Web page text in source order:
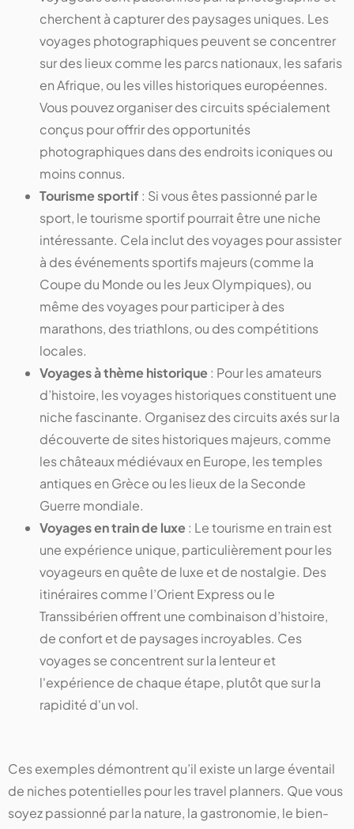
cherchent à capturer des paysages uniques. Les
voyages photographiques peuvent se concentrer
sur des lieux comme les parcs nationaux, les safaris
en Afrique, ou les villes historiques européennes.
Vous pouvez organiser des circuits spécialement
conçus pour offrir des opportunités
photographiques dans des endroits iconiques ou
moins connus.
Tourisme sportif : Si vous êtes passionné par le
sport, le tourisme sportif pourrait être une niche
intéressante. Cela inclut des voyages pour assister
à des événements sportifs majeurs (comme la
Coupe du Monde ou les Jeux Olympiques), ou
même des voyages pour participer à des
marathons, des triathlons, ou des compétitions
locales.
Voyages à thème historique: Pour les amateurs
d’histoire, les voyages historiques constituent une
niche fascinante. Organisez des circuits axés sur la
découverte de sites historiques majeurs, comme
les châteaux médiévaux en Europe, les temples
antiques en Grèce ou les lieux de la Seconde
Guerre mondiale.
Voyages en train de luxe: Le tourisme en train est
une expérience unique, particulièrement pour les
voyageurs en quête de luxe et de nostalgie. Des
itinéraires comme l’Orient Express ou le
Transsibérien offrent une combinaison d’histoire,
de confort et de paysages incroyables. Ces
voyages se concentrent sur la lenteur et
l'expérience de chaque étape, plutôt que sur la
rapidité d'un vol.
Ces exemples démontrent qu’il existe un large éventail
de niches potentielles pour les travel planners. Que vous
soyez passionné par la nature, la gastronomie, le bien-